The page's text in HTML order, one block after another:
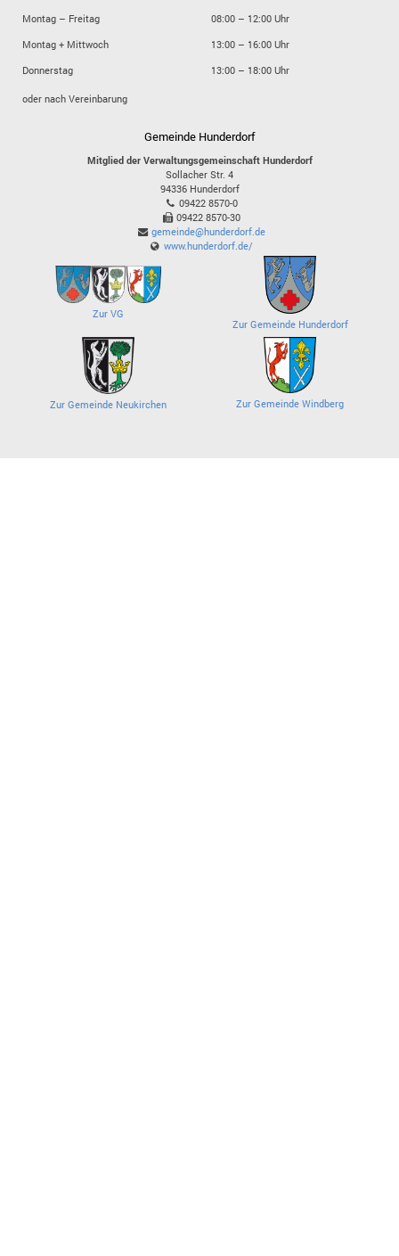
Montag – Freitag
08:00 – 12:00 Uhr
Montag + Mittwoch
13:00 – 16:00 Uhr
Donnerstag
13:00 – 18:00 Uhr
oder nach Vereinbarung
Gemeinde Hunderdorf
Mitglied der Verwaltungsgemeinschaft Hunderdorf
Sollacher Str. 4
94336 Hunderdorf
09422 8570-0
09422 8570-30
gemeinde@hunderdorf.de
www.hunderdorf.de/
Zur VG
Zur Gemeinde Hunderdorf
Zur Gemeinde Neukirchen Zur Gemeinde Windberg